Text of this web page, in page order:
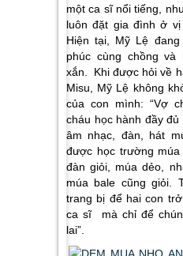
một ca sĩ nổi tiếng,
luôn đặt gia đình ở vị
Hiện tại, Mỹ Lệ
phúc cùng chồng
xắn. Khi được hỏi về
Misu, Mỹ Lệ không
của con mình: “Vợ
cháu học hành đầy
âm nhạc, đàn, hát
được học trường
đàn giỏi, múa dẻo,
múa bale cũng giỏi.
trang bị để hai con
ca sĩ mà chỉ để
lai”.